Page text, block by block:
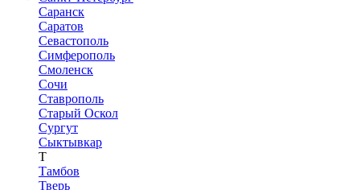
Саранск
Саратов
Севастополь
Симферополь
Смоленск
Сочи
Ставрополь
Старый Оскол
Сургут
Сыктывкар
Т
Тамбов
Тверь